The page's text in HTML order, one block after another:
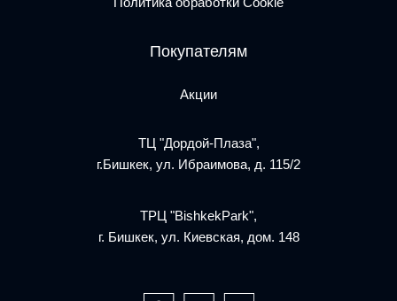
Покупателям
Акции
ТЦ "Дордой-Плаза",
г.Бишкек, ул. Ибраимова, д. 115/2
ТРЦ "BishkekPark",
г. Бишкек, ул. Киевская, дом. 148